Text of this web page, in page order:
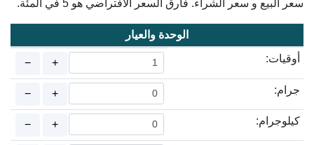
سعر البيع و سعر الشراء. فارق السعر الافتراضي هو 5 في المئة.
الوحدة والعيار
أوقيات:
+
−
جرام: +
−
كيلوجرام: +
−